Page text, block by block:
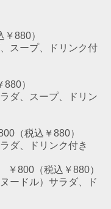
880）
スープ、ドリンク付
）
ダ、スープ、ドリン
（税込￥880）
ダ、ドリンク付き
800（税込￥880）
ードル） サラダ、ド